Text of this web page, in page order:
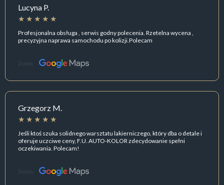
Lucyna P.
Profesjonalna obsługa , serwis godny polecenia. Rzetelna wycena ,
precyzyjna naprawa samochodu po kolizji.Polecam
Źródło:
Grzegorz M.
Jeśli ktoś szuka solidnego warsztatu lakierniczego, który dba o detale i
oferuje uczciwe ceny, F.U. AUTO-KOLOR zdecydowanie spełni
oczekiwania. Polecam!
Źródło: